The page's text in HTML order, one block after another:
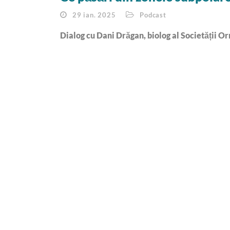
29 ian. 2025 Podcast
Dialog cu Dani Drăgan, biolog al Societății